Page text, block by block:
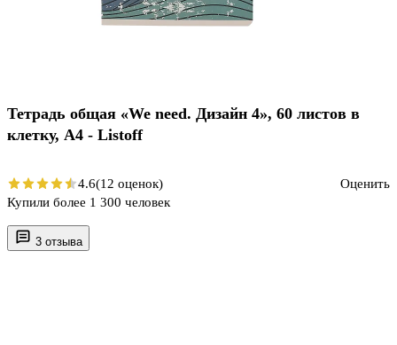
3 отзыва
Тетрадь общая «We need. Дизайн 4», 60 листов в
клетку, А4 - Listoff
4.6(12 оценок)
Оценить
Купили более 1 300 человек